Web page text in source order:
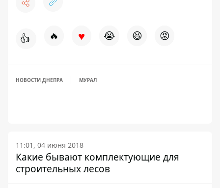
👍 🔥 ♥ 😭 😆 😡
НОВОСТИ ДНЕПРА МУРАЛ
11:01, 04 июня 2018
Какие бывают комплектующие для
строительных лесов